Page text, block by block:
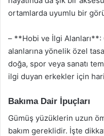
ortamlarda uyumlu bir
– **Hobi ve İlgi
alanlarına yönelik özel
doğa, spor veya sanatı
ilgi duyan erkekler için
Bakıma Dair İpuçları
Gümüş yüzüklerin uzun
bakım gereklidir. İşte